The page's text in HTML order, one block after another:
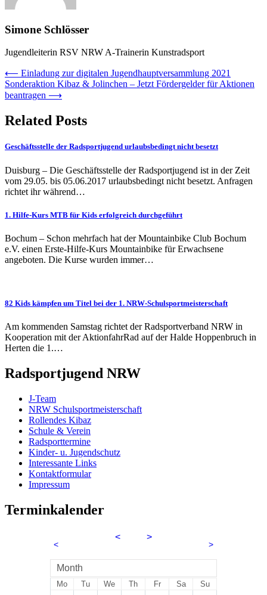
Simone Schlösser
Jugendleiterin RSV NRW A-Trainerin Kunstradsport
Beitragsnavigation
⟵ Einladung zur digitalen Jugendhauptversammlung 2021
Sonderaktion Kibaz & Jolinchen – Jetzt Fördergelder für Aktionen
beantragen ⟶
Related Posts
Geschäftsstelle der Radsportjugend urlaubsbedingt nicht besetzt
Duisburg – Die Geschäftsstelle der Radsportjugend ist in der Zeit
vom 29.05. bis 05.06.2017 urlaubsbedingt nicht besetzt. Anfragen
richtet ihr während…
1. Hilfe-Kurs MTB für Kids erfolgreich durchgeführt
Bochum – Schon mehrfach hat der Mountainbike Club Bochum
e.V. einen Erste-Hilfe-Kurs Mountainbike für Erwachsene
angeboten. Die Kurse wurden immer…
82 Kids kämpfen um Titel bei der 1. NRW-Schulsportmeisterschaft
Am kommenden Samstag richtet der Radsportverband NRW in
Kooperation mit der AktionfahrRad auf der Halde Hoppenbruch in
Herten die 1.…
Radsportjugend NRW
J-Team
NRW Schulsportmeisterschaft
Rollendes Kibaz
Schule & Verein
Radsporttermine
Kinder- u. Jugendschutz
Interessante Links
Kontaktformular
Impressum
Terminkalender
<
<
>
>
Month
Mo Tu We Th Fr Sa Su